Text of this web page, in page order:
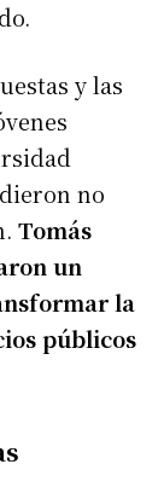
y las
no
Tomás
un
la
públicos